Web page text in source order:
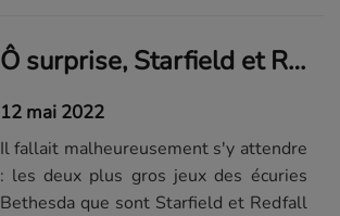
déjà dans les tuyaux.
Ô surprise, Starfield et Redfall sont repoussés à l'année prochaine
12 mai 2022
Il fallait malheureusement s'y attendre
: les deux plus gros jeux des écuries
Bethesda que sont Starfield et Redfall